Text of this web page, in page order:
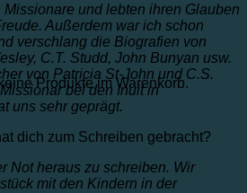
Produkte im Warenkorb.
und lebten ihren Glauben
Außerdem war ich schon
verschlang die Biografien von
C.T. Studd, John Bunyan usw.
von Patricia St-John und C.S.
bei den Inuit in
uns sehr geprägt.
dich zum Schreiben gebracht?
Not heraus zu schreiben. Wir
mit den Kindern in der